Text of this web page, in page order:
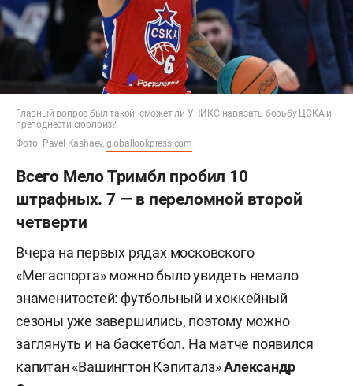
Главный вопрос был такой: сможет ли УНИКС навязать борьбу ЦСКА и
преподнести сюрприз?
Фото: Pavel Kashaev, globallookpress.com
Всего Мело Тримбл пробил 10
штрафных. 7 — в переломной второй
четверти
Вчера на первых рядах московского
«Мегаспорта» можно было увидеть немало
знаменитостей: футбольный и хоккейный
сезоны уже завершились, поэтому можно
заглянуть и на баскетбол. На матче появился
капитан «Вашингтон Кэпиталз»Александр